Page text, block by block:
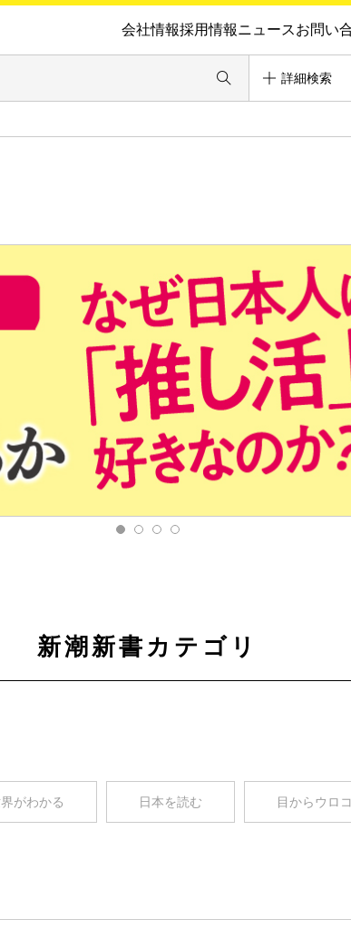
会社情報採用情報ニュースお問い
詳細検索
新潮新書カテゴリ
がわかる 日本を読む 目からウロ